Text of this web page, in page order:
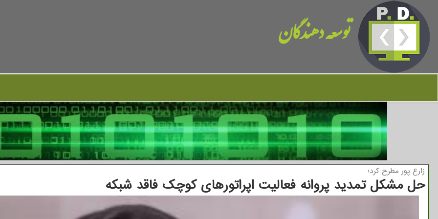
توسعه دهندگان
زارع پور مطرح كرد؛
حل مشکل تمدید پروانه فعالیت اپراتورهای کوچک فاقد شبکه